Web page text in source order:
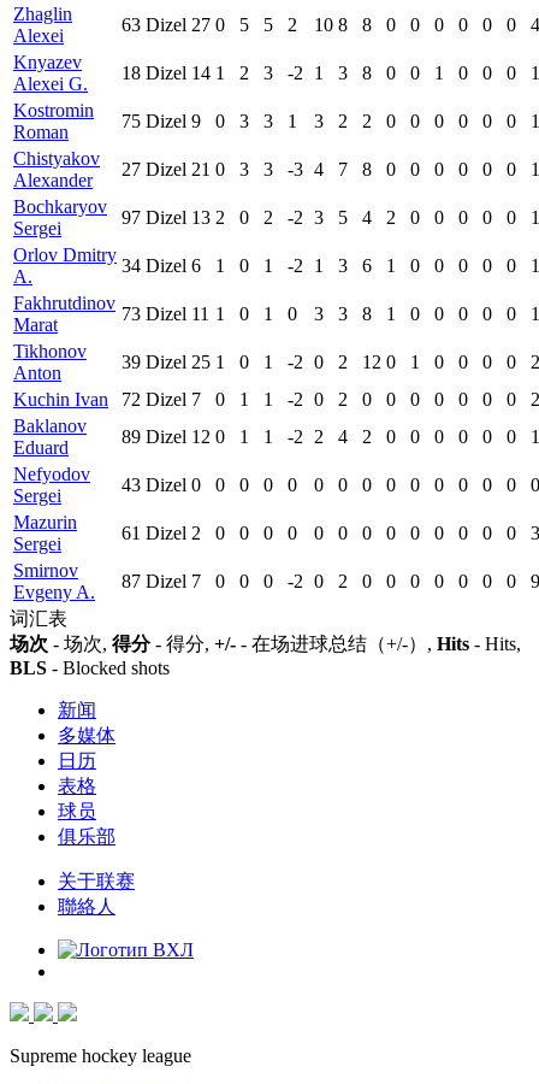
Zhaglin
Alexei
63 Dizel 27 0 5 5 2 10 8 8 0 0 0 0 0 0
Knyazev
Alexei G.
18 Dizel 14 1 2 3 -2 1 3 8 0 0 1 0 0 0
Kostromin
Roman
75 Dizel 9 0 3 3 1 3 2 2 0 0 0 0 0 0
Chistyakov
Alexander
27 Dizel 21 0 3 3 -3 4 7 8 0 0 0 0 0 0
Bochkaryov
Sergei
97 Dizel 13 2 0 2 -2 3 5 4 2 0 0 0 0 0
Orlov Dmitry
A.
34 Dizel 6 1 0 1 -2 1 3 6 1 0 0 0 0 0
Fakhrutdinov
Marat
73 Dizel 11 1 0 1 0 3 3 8 1 0 0 0 0 0
Tikhonov
Anton
39 Dizel 25 1 0 1 -2 0 2 12 0 1 0 0 0 0
Kuchin Ivan
72 Dizel 7 0 1 1 -2 0 2 0 0 0 0 0 0 0
2
Baklanov
Eduard
89 Dizel 12 0 1 1 -2 2 4 2 0 0 0 0 0 0
Nefyodov
Sergei
43 Dizel 0 0 0 0 0 0 0 0 0 0 0 0 0 0
0
Mazurin
Sergei
61 Dizel 2 0 0 0 0 0 0 0 0 0 0 0 0 0
3
Smirnov
Evgeny A.
87 Dizel 7 0 0 0 -2 0 2 0 0 0 0 0 0 0
9
词汇表
场次 - 场次, 得分- 得分, +/- - 在场进球总结（+/-）, Hits - Hits,
BLS - Blocked shots
新闻
多媒体
日历
表格
球员
俱乐部
关于联赛
聯絡人
Supreme hockey league